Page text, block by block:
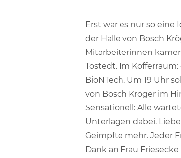
Erst war es nur so eine
der Halle von Bosch
Mitarbeiterinnen
Tostedt. Im
BioNTech. Um 19 Uhr
von Bosch Kröger im
Sensationell: Alle
Unterlagen dabei.
Geimpfte mehr. Jeder
Dank an Frau